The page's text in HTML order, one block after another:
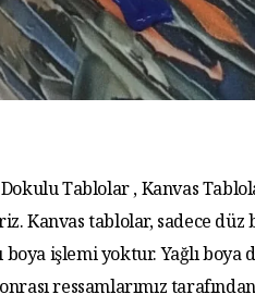
Tablolar , Kanvas
Kanvas tablolar, sadece düz
işlemi yoktur. Yağlı boya
ressamlarımız